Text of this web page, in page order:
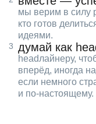
мы верим в силу
кто готов
идеями.
думай как
headлайнеру,
вперёд, иногда
если немного
и по‑настоящему.